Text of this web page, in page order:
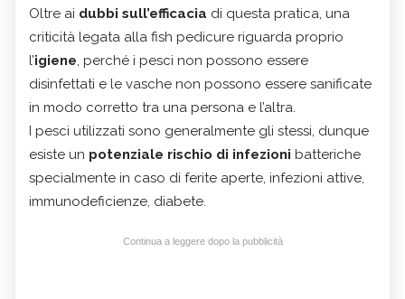
Oltre ai dubbi sull’efficacia di questa pratica, una
criticità legata alla fish pedicure riguarda proprio
l’igiene, perché i pesci non possono essere
disinfettati e le vasche non possono essere sanificate
in modo corretto tra una persona e l’altra.
I pesci utilizzati sono generalmente gli stessi, dunque
esiste un potenziale rischio di infezioni batteriche
specialmente in caso di ferite aperte, infezioni attive,
immunodeficienze, diabete.
Continua a leggere dopo la pubblicità